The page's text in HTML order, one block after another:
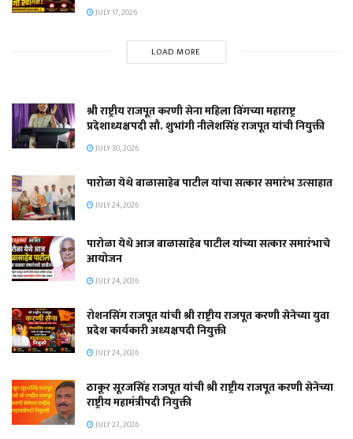
JULY 17, 2026
LOAD MORE
श्री राष्ट्रीय राजपूत करणी सेना महिला विंगच्या महाराष्ट्र
प्रदेशाध्यक्षपदी सौ. शुभांगी नीलेशसिंह राजपूत यांची नियुक्ती
JULY 30, 2026
पारोळा येथे बाळासाहेब पाटील यांचा सत्कार समारंभ उत्साहात
JULY 24, 2026
पारोळा येथे आज बाळासाहेब पाटील यांच्या सत्कार समारंभाचे
आयोजन
JULY 24, 2026
रोशनसिंग राजपूत यांची श्री राष्ट्रीय राजपूत करणी सेनेच्या युवा
प्रदेश कार्यकारी अध्यक्षपदी नियुक्ती
JULY 24, 2026
ठाकूर सूरजसिंह राजपूत यांची श्री राष्ट्रीय राजपूत करणी सेनेच्या
राष्ट्रीय महामंत्रीपदी नियुक्ती
JULY 23, 2026